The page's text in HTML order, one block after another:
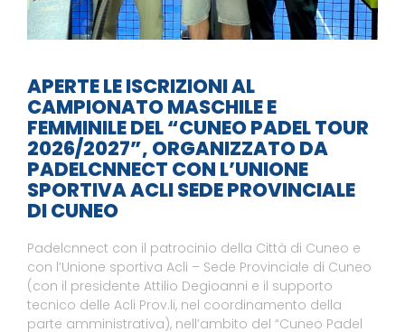
APERTE LE ISCRIZIONI AL
CAMPIONATO MASCHILE E
FEMMINILE DEL “CUNEO PADEL TOUR
2026/2027”, ORGANIZZATO DA
PADELCNNECT CON L’UNIONE
SPORTIVA ACLI SEDE PROVINCIALE
DI CUNEO
Padelcnnect con il patrocinio della Città di Cuneo e
con l’Unione sportiva Acli – Sede Provinciale di Cuneo
(con il presidente Attilio Degioanni e il supporto
tecnico delle Acli Prov.li, nel coordinamento della
parte amministrativa), nell’ambito del “Cuneo Padel